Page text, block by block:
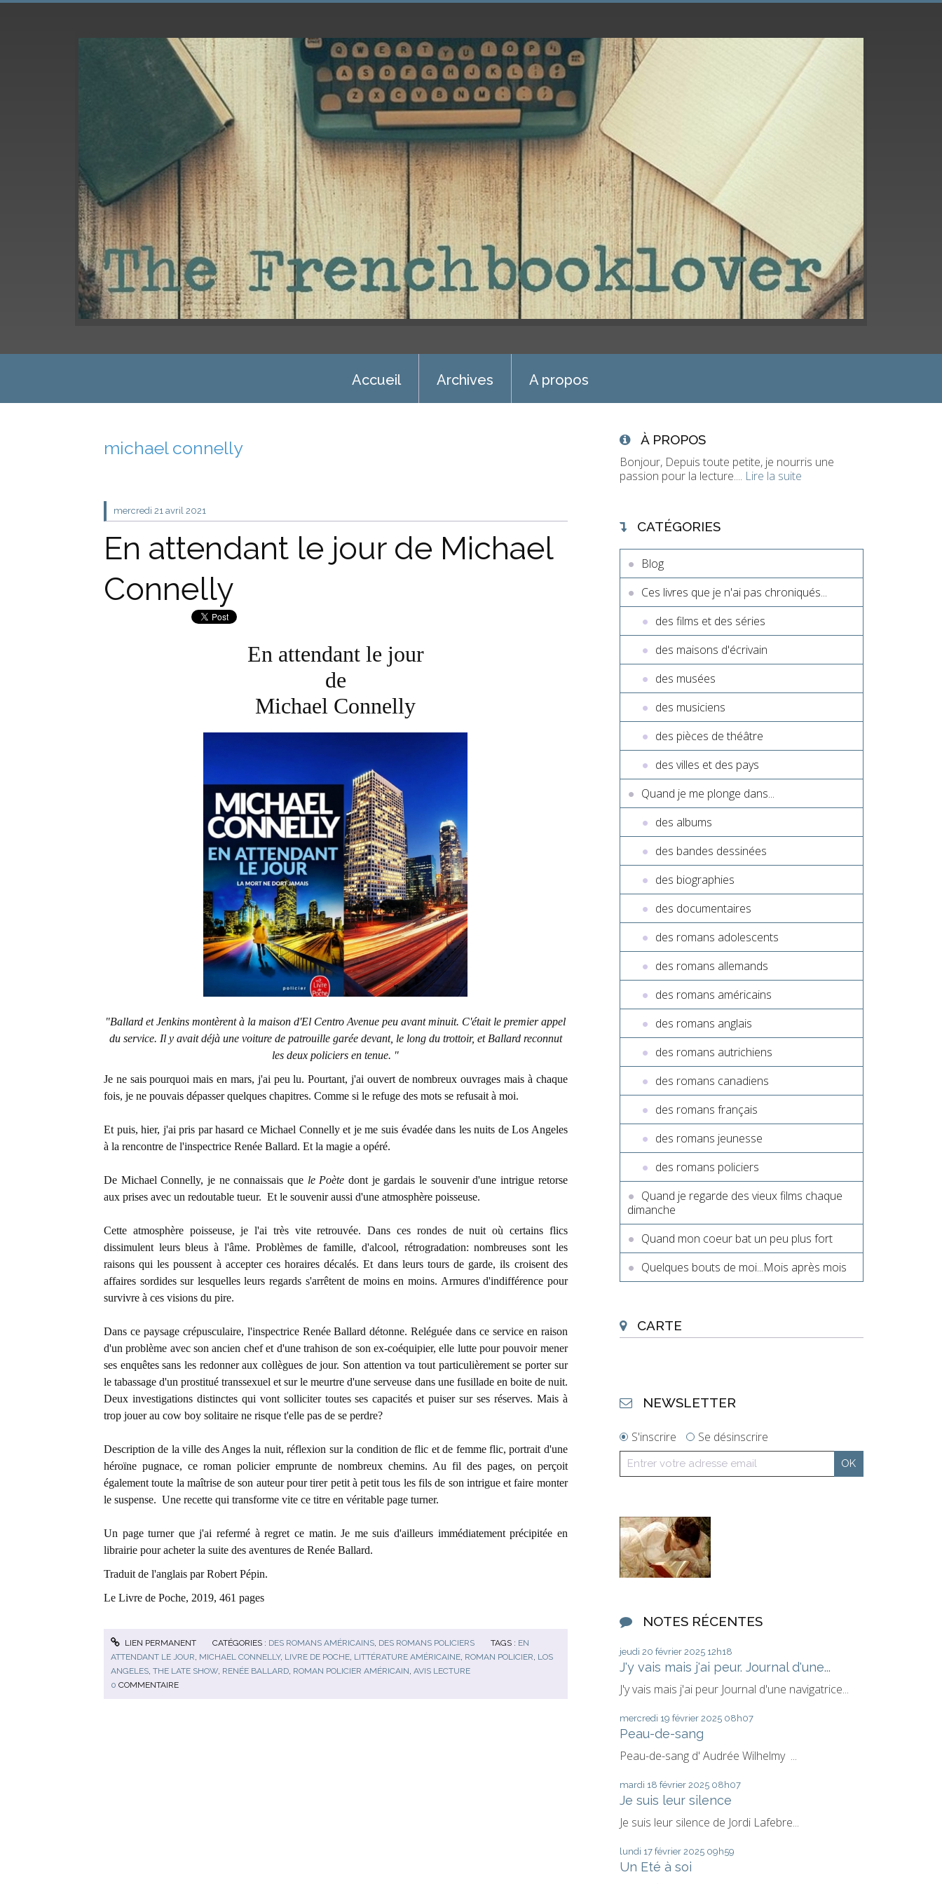
Accueil Archives A propos
michael connelly
mercredi 21 avril 2021
En attendant le jour de Michael
Connelly
En attendant le jour
de
Michael Connelly
"Ballard et Jenkins montèrent à la maison d'El Centro Avenue peu avant minuit. C'était le premier appel
du service. Il y avait déjà une voiture de patrouille garée devant, le long du trottoir, et Ballard reconnut
les deux policiers en tenue. "
Je ne sais pourquoi mais en mars, j'ai peu lu. Pourtant, j'ai ouvert de nombreux ouvrages mais à chaque
fois, je ne pouvais dépasser quelques chapitres. Comme si le refuge des mots se refusait à moi.
Et puis, hier, j'ai pris par hasard ce Michael Connelly et je me suis évadée dans les nuits de Los Angeles
à la rencontre de l'inspectrice Renée Ballard. Et la magie a opéré.
De Michael Connelly, je ne connaissais que le Poète dont je gardais le souvenir d'une intrigue retorse
aux prises avec un redoutable tueur. Et le souvenir aussi d'une atmosphère poisseuse.
Cette atmosphère poisseuse, je l'ai très vite retrouvée. Dans ces rondes de nuit où certains flics
dissimulent leurs bleus à l'âme. Problèmes de famille, d'alcool, rétrogradation: nombreuses sont les
raisons qui les poussent à accepter ces horaires décalés. Et dans leurs tours de garde, ils croisent des
affaires sordides sur lesquelles leurs regards s'arrêtent de moins en moins. Armures d'indifférence pour
survivre à ces visions du pire.
Dans ce paysage crépusculaire, l'inspectrice Renée Ballard détonne. Reléguée dans ce service en raison
d'un problème avec son ancien chef et d'une trahison de son ex-coéquipier, elle lutte pour pouvoir mener
ses enquêtes sans les redonner aux collègues de jour. Son attention va tout particulièrement se porter sur
le tabassage d'un prostitué transsexuel et sur le meurtre d'une serveuse dans une fusillade en boite de nuit.
Deux investigations distinctes qui vont solliciter toutes ses capacités et puiser sur ses réserves. Mais à
trop jouer au cow boy solitaire ne risque t'elle pas de se perdre?
Description de la ville des Anges la nuit, réflexion sur la condition de flic et de femme flic, portrait d'une
héroïne pugnace, ce roman policier emprunte de nombreux chemins. Au fil des pages, on perçoit
également toute la maîtrise de son auteur pour tirer petit à petit tous les fils de son intrigue et faire monter
le suspense. Une recette qui transforme vite ce titre en véritable page turner.
Un page turner que j'ai refermé à regret ce matin. Je me suis d'ailleurs immédiatement précipitée en
librairie pour acheter la suite des aventures de Renée Ballard.
Traduit de l'anglais par Robert Pépin.
Le Livre de Poche, 2019, 461 pages
LIEN PERMANENT CATÉGORIES : DES ROMANS AMÉRICAINS DES ROMANS POLICIERS TAGS : EN
ATTENDANT LE JOUR MICHAEL CONNELLY, LIVRE DE POCHE LITTÉRATURE AMÉRICAINE ROMAN POLICIER LOS
ANGELES THE LATE SHOW, RENÉE BALLARD ROMAN POLICIER AMÉRICAIN AVIS LECTURE
0 COMMENTAIRE
À PROPOS
Bonjour, Depuis toute petite, je nourris une
passion pour la lecture.... Lire la suite
CATÉGORIES
Blog
Ces livres que je n'ai pas chroniqués...
des films et des séries
des maisons d'écrivain
des musées
des musiciens
des pièces de théâtre
des villes et des pays
Quand je me plonge dans...
des albums
des bandes dessinées
des biographies
des documentaires
des romans adolescents
des romans allemands
des romans américains
des romans anglais
des romans autrichiens
des romans canadiens
des romans français
des romans jeunesse
des romans policiers
Quand je regarde des vieux films chaque
dimanche
Quand mon coeur bat un peu plus fort
Quelques bouts de moi...Mois après mois
CARTE
NEWSLETTER
S'inscrire Se désinscrire
NOTES RÉCENTES
jeudi 20 février 2025 12h18
J'y vais mais j'ai peur. Journal d'une...
J'y vais mais j'ai peur Journal d'une navigatrice...
mercredi 19 février 2025 08h07
Peau-de-sang
Peau-de-sang d' Audrée Wilhelmy ...
mardi 18 février 2025 08h07
Je suis leur silence
Je suis leur silence de Jordi Lafebre...
lundi 17 février 2025 09h59
Un Eté à soi